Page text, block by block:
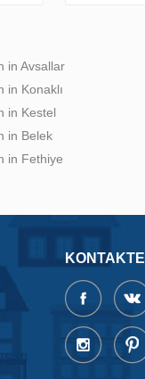
in Avsallar
in Konaklı
in Kestel
in Belek
in Fethiye
KONTAKTE